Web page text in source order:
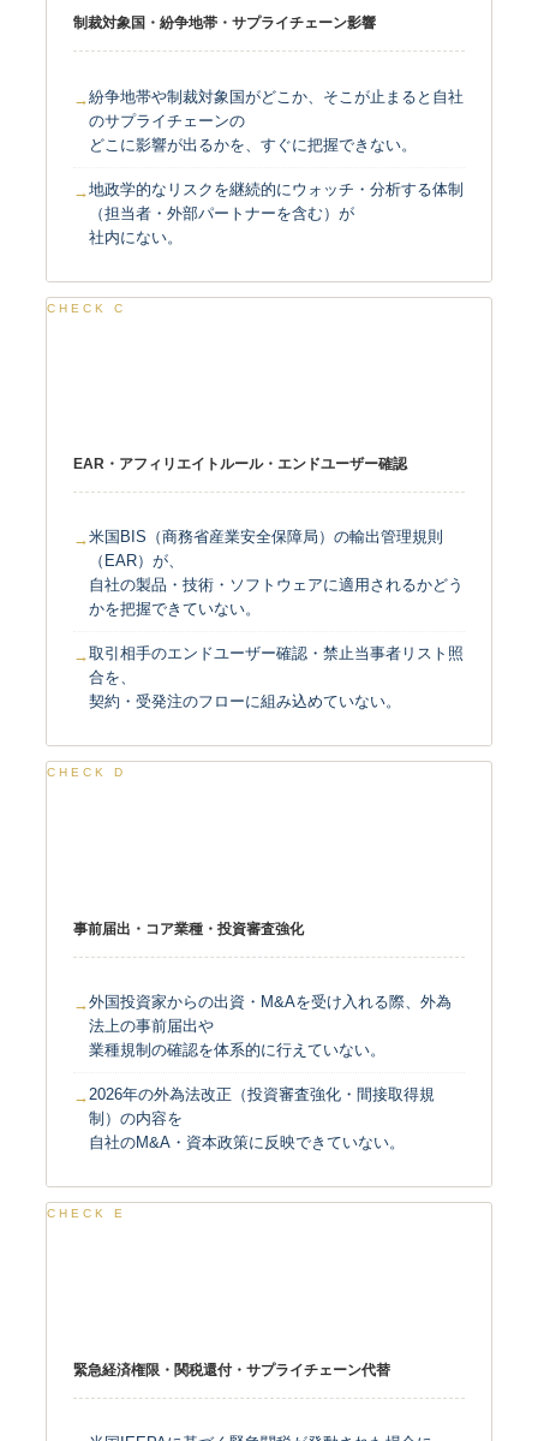
制裁対象国・紛争地帯・サプライチェーン影響
紛争地帯や制裁対象国がどこか、そこが止まると自社
のサプライチェーンの
どこに影響が出るかを、すぐに把握できない。
地政学的なリスクを継続的にウォッチ・分析する体制
（担当者・外部パートナーを含む）が
社内にない。
CHECK C
EAR・アフィリエイトルール・エンドユーザー確認
米国BIS（商務省産業安全保障局）の輸出管理規則
（EAR）が、
自社の製品・技術・ソフトウェアに適用されるかどう
かを把握できていない。
取引相手のエンドユーザー確認・禁止当事者リスト照
合を、
契約・受発注のフローに組み込めていない。
CHECK D
事前届出・コア業種・投資審査強化
外国投資家からの出資・M&Aを受け入れる際、外為
法上の事前届出や
業種規制の確認を体系的に行えていない。
2026年の外為法改正（投資審査強化・間接取得規
制）の内容を
自社のM&A・資本政策に反映できていない。
CHECK E
緊急経済権限・関税還付・サプライチェーン代替